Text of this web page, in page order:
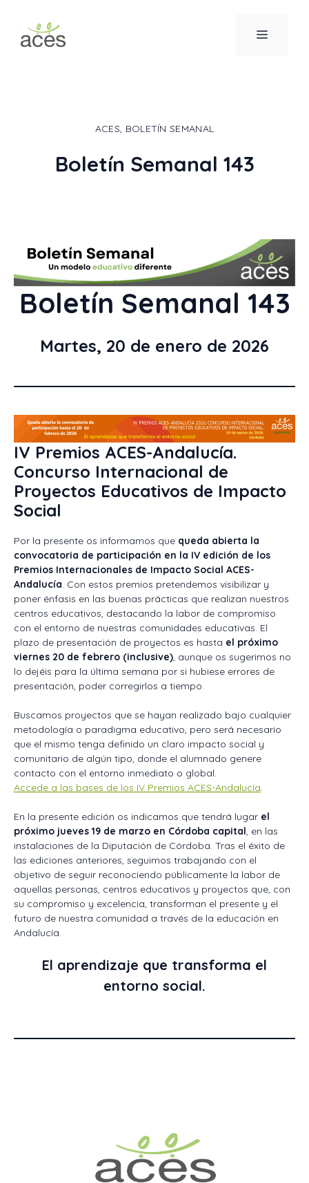
contenido
MENÚ
ACES, BOLETÍN SEMANAL
Boletín Semanal 143
Boletín Semanal 143
Martes, 20 de enero de 2026
IV Premios ACES-Andalucía.
Concurso Internacional de
Proyectos Educativos de Impacto
Social
Por la presente os informamos que queda abierta la
convocatoria de participación en la IV edición de los
Premios Internacionales de Impacto Social ACES-
Andalucía. Con estos premios pretendemos visibilizar y
poner énfasis en las buenas prácticas que realizan nuestros
centros educativos, destacando la labor de compromiso
con el entorno de nuestras comunidades educativas. El
plazo de presentación de proyectos es hasta el próximo
viernes 20 de febrero (inclusive), aunque os sugerimos no
lo dejéis para la última semana por si hubiese errores de
presentación, poder corregirlos a tiempo.
Buscamos proyectos que se hayan realizado bajo cualquier
metodología o paradigma educativo, pero será necesario
que el mismo tenga definido un claro impacto social y
comunitario de algún tipo, donde el alumnado genere
contacto con el entorno inmediato o global.
Accede a las bases de los IV Premios ACES-Andalucía.
En la presente edición os indicamos que tendrá lugar el
próximo jueves 19 de marzo en Córdoba capital, en las
instalaciones de la Diputación de Córdoba. Tras el éxito de
las ediciones anteriores, seguimos trabajando con el
objetivo de seguir reconociendo públicamente la labor de
aquellas personas, centros educativos y proyectos que, con
su compromiso y excelencia, transforman el presente y el
futuro de nuestra comunidad a través de la educación en
Andalucía.
El aprendizaje que transforma el
entorno social.